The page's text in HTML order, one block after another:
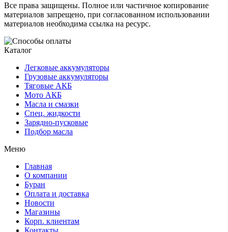
Все права защищены. Полное или частичное копирование
материалов запрещено, при согласованном использовании
материалов необходима ссылка на ресурс.
Каталог
Легковые аккумуляторы
Грузовые аккумуляторы
Тяговые АКБ
Мото АКБ
Масла и смазки
Спец. жидкости
Зарядно-пусковые
Подбор масла
Меню
Главная
О компании
Буран
Оплата и доставка
Новости
Магазины
Корп. клиентам
Контакты